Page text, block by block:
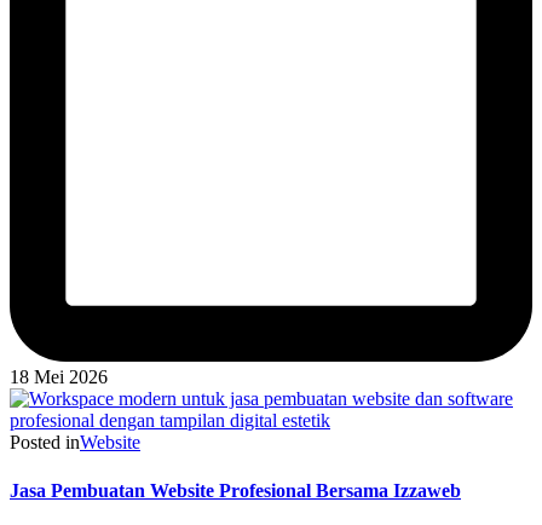
18 Mei 2026
Posted inWebsite
Jasa Pembuatan Website Profesional Bersama Izzaweb